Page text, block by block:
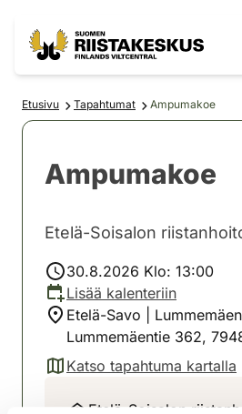
Etusivu Tapahtumat Ampumakoe
Ampumakoe
Etelä-Soisalon
30.8.2026 Klo: 13:00
Lisää kalenteriin
Etelä-Savo |
Lummemäentie 362,
Katso tapahtuma kartalla
(avautuu uuteen välilehteen)
Etelä-Soisalon